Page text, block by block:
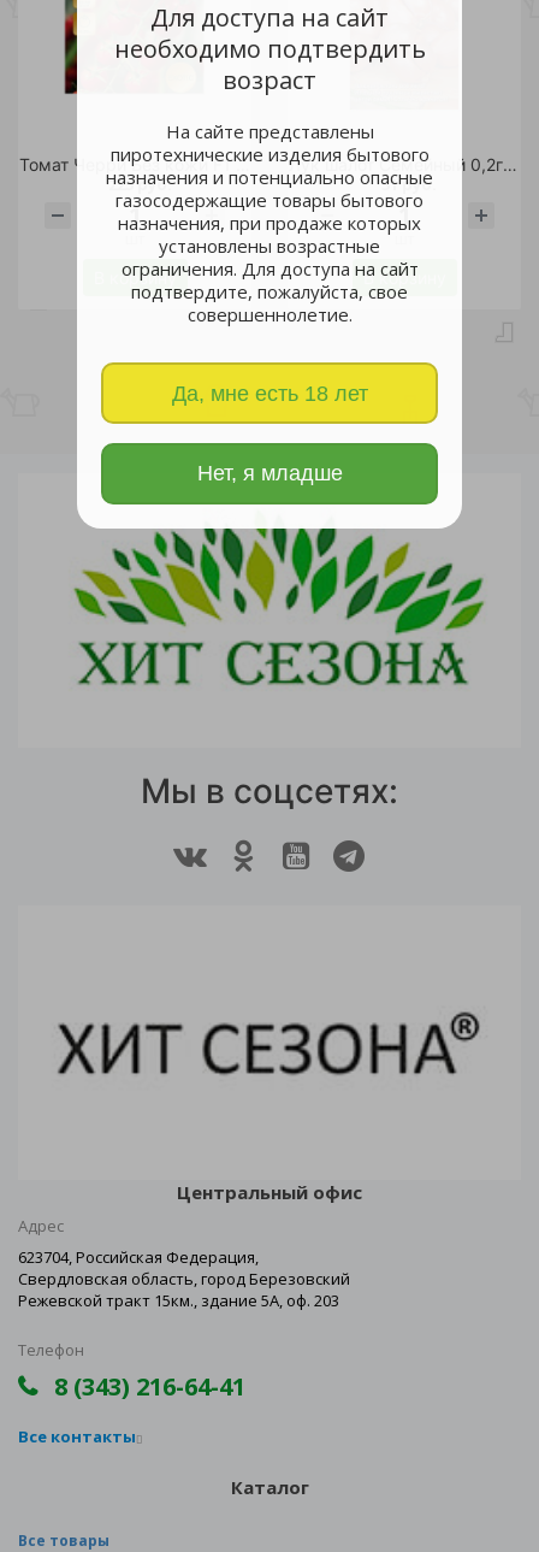
Для доступа на сайт
необходимо подтвердить
возраст
На сайте представлены
пиротехнические изделия бытового
назначения и потенциально опасные
газосодержащие товары бытового
назначения, при продаже которых
установлены возрастные
ограничения. Для доступа на сайт
подтвердите, пожалуйста, свое
совершеннолетие.
Да, мне есть 18 лет
Нет, я младше
Томат Черри Без кожи F1 3шт/5
225 руб.
В корзину
Лук шалот Семейный 0,2гр /10
31 руб.
В корзину
Мы в соцсетях:
Центральный офис
Адрес
623704, Российская Федерация,
Свердловская область, город Березовский
Режевской тракт 15км., здание 5А, оф. 203
Телефон
8 (343) 216-64-41
Все контакты
Каталог
Все товары